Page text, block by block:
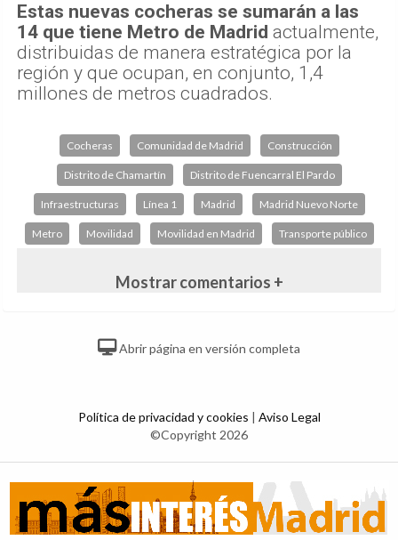
Estas nuevas cocheras se sumarán a las
14 que tiene Metro de Madrid actualmente,
distribuidas de manera estratégica por la
región y que ocupan, en conjunto, 1,4
millones de metros cuadrados.
Cocheras Comunidad de Madrid Construcción
Distrito de Chamartín Distrito de Fuencarral El Pardo
Infraestructuras Línea 1 Madrid Madrid Nuevo Norte
Metro Movilidad Movilidad en Madrid Transporte público
Mostrar comentarios +
Abrir página en versión completa
Política de privacidad y cookies
Aviso Legal
©Copyright 2026